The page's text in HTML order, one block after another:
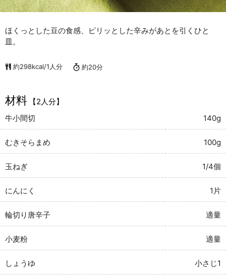
ほくっとした豆の食感、ピリッとした辛みがあとを引くひと
皿。
約298kcal/1人分 約20分
材料
【2人分】
牛小間切
140g
むきそらまめ 100g
玉ねぎ 1/4個
にんにく 1片
輪切り唐辛子 適量
小麦粉 適量
しょうゆ 小さじ1